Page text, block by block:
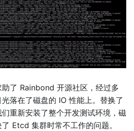
了 Rainbond 开源社区，经过多
落在了磁盘的 IO 性能上。替换了
重新安装了整个开发测试环境，磁
Etcd 集群时常不工作的问题。